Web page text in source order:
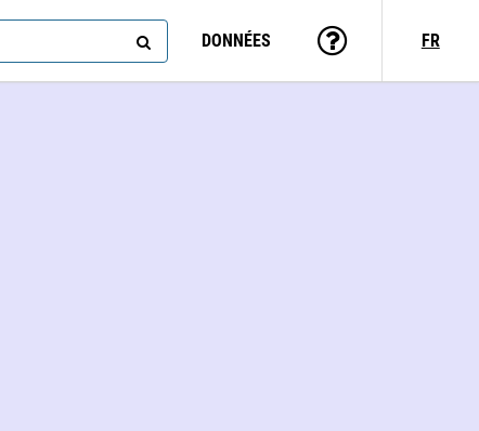
DONNÉES FR